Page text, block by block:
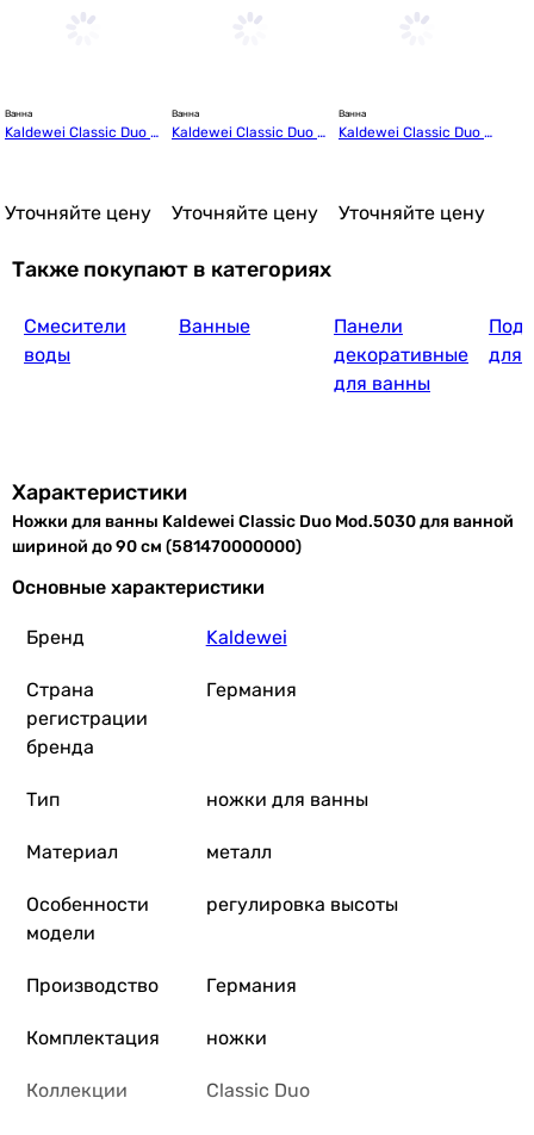
Ванна
Kaldewei Classic Duo 2
Уточняйте цену
Ванна
Kaldewei Classic Duo 2
Уточняйте цену
Ванна
Kaldewei Classic Duo 2
Уточняйте цену
Также покупают в категориях
Смесители
воды
Ванные
Панели
декоративные
для ванны
для
Характеристики
Ножки для ванны Kaldewei Classic Duo Mod.5030 для ванной
шириной до 90 см (581470000000)
Основные характеристики
Бренд Kaldewei
Страна
регистрации
бренда
Германия
Тип ножки для ванны
Материал металл
Особенности
модели
регулировка высоты
Производство Германия
Комплектация ножки
Коллекции Classic Duo